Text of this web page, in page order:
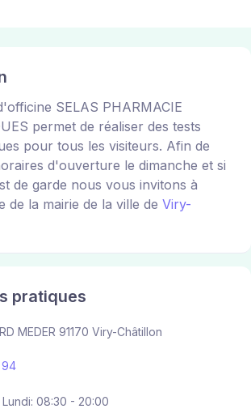
SELAS PHARMACIE
permet de réaliser des tests
pour tous les visiteurs. Afin de
d'ouverture le dimanche et si
de garde nous vous invitons à
de la mairie de la ville de Viry-
pratiques
MEDER 91170 Viry-Châtillon
94
Lundi: 08:30 - 20:00